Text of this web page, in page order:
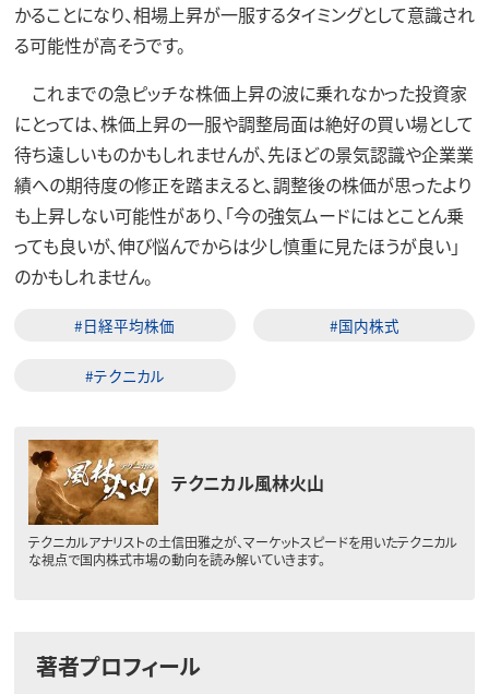
かることになり、相場上昇が一服するタイミングとして意識され
る可能性が高そうです。
これまでの急ピッチな株価上昇の波に乗れなかった投資家
にとっては、株価上昇の一服や調整局面は絶好の買い場として
待ち遠しいものかもしれませんが、先ほどの景気認識や企業業
績への期待度の修正を踏まえると、調整後の株価が思ったより
も上昇しない可能性があり、「今の強気ムードにはとことん乗
っても良いが、伸び悩んでからは少し慎重に見たほうが良い」
のかもしれません。
#日経平均株価 #国内株式
#テクニカル
テクニカル風林火山
テクニカルアナリストの土信田雅之が、マーケットスピードを用いたテクニカル
な視点で国内株式市場の動向を読み解いていきます。
著者プロフィール